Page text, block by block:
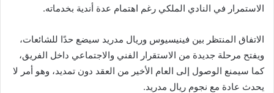
الاستمرار في النادي الملكي رغم اهتمام عدة أندية بخدماته.
الاتفاق المنتظر بين فينيسيوس وريال مدريد سيضع حدًا للشائعات،
ويفتح مرحلة جديدة من الاستقرار الفني والاجتماعي داخل الفريق،
كما سيمنع الوصول إلى العام الأخير من العقد دون تمديد، وهو أمر لا
يحدث عادة مع نجوم ريال مدريد.